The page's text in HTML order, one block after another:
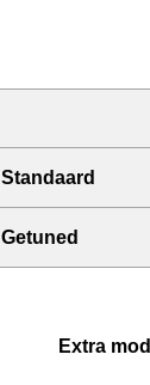
Standaard
Getuned
Extra